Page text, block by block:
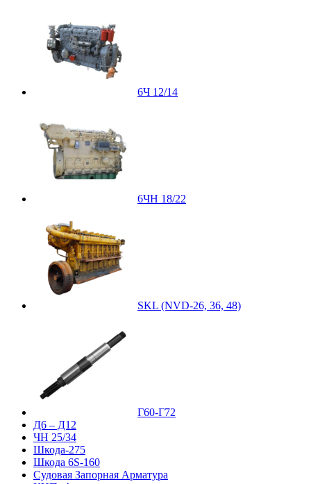
6Ч 12/14
6ЧН 18/22
SKL (NVD-26, 36, 48)
Г60-Г72
Д6 – Д12
ЧН 25/34
Шкода-275
Шкода 6S-160
Судовая Запорная Арматура